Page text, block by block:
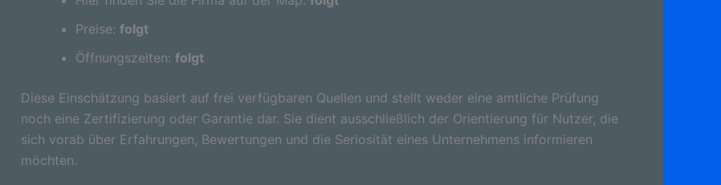
Preise: folgt
Öffnungszeiten: folgt
Diese Einschätzung basiert auf frei verfügbaren Quellen und stellt weder eine amtliche Prüfung
noch eine Zertifizierung oder Garantie dar. Sie dient ausschließlich der Orientierung für Nutzer, die
sich vorab über Erfahrungen, Bewertungen und die Seriosität eines Unternehmens informieren
möchten.